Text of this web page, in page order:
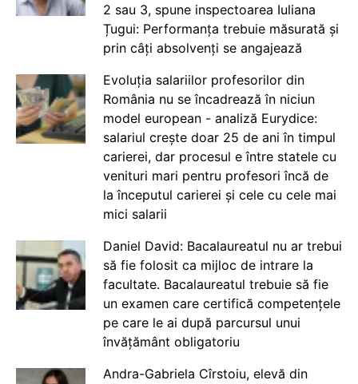
2 sau 3, spune inspectoarea Iuliana
Țugui: Performanța trebuie măsurată și
prin câți absolvenți se angajează
Evoluția salariilor profesorilor din
România nu se încadrează în niciun
model european - analiză Eurydice:
salariul crește doar 25 de ani în timpul
carierei, dar procesul e între statele cu
venituri mari pentru profesori încă de
la începutul carierei și cele cu cele mai
mici salarii
Daniel David: Bacalaureatul nu ar trebui
să fie folosit ca mijloc de intrare la
facultate. Bacalaureatul trebuie să fie
un examen care certifică competențele
pe care le ai după parcursul unui
învățământ obligatoriu
Andra-Gabriela Cîrstoiu, elevă din